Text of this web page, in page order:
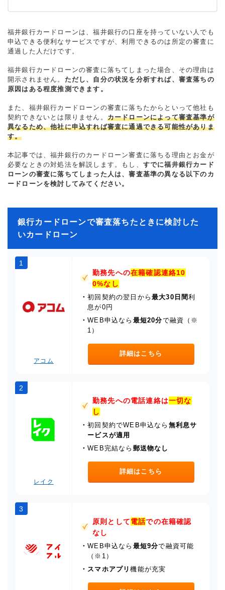
福井銀行カードローンは、福井銀行の口座を持っていない人でも
申込できる便利なサービスですが、利用できるのは所定の審査に
通過した人だけです。
福井銀行カードローンの審査に落ちてしまった場合、その理由は
開示されません。 ただし、自分の状況を分析すれば、審査落ちの
原因はある程度推測できます。
また、福井銀行カードローンの審査に落ちたからといって他社も
契約できないとは限りません。 カードローンによって審査基準が
異なるため、他社に申込すれば審査に通過できる可能性がありま
す。
本記事では、福井銀行のカードローン審査に落ちる理由とお金が
必要なときの対処法を解説します。もし、 すでに福井銀行カード
ローンの審査に落ちてしまった人は、審査基準の異なる以下のカ
ードローンを検討してみてください。
銀行カードローンで審査落ちたときに検討した
いカードローン
1
アコム
勤務先への在籍確認連絡10
0%なし
・初回契約の翌日から最大30日間利
息が0円
・WEB申込なら 最短20分で融資（※
1）
詳細はこちら
2
レイク
勤務先への電話連絡は一切な
し
・初回契約でWEB申込なら 無利息サ
ービスが適用
・WEB完結なら 郵送物なし
詳細はこちら
3
原則として電話での在籍確認
なし
・WEB申込なら 最短9分で融資可能
（※1）
・ スマホアプリ機能が充実